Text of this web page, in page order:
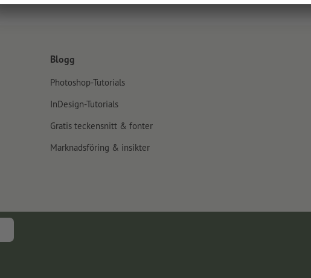
Blogg
Photoshop-Tutorials
InDesign-Tutorials
Gratis teckensnitt & fonter
Marknadsföring & insikter